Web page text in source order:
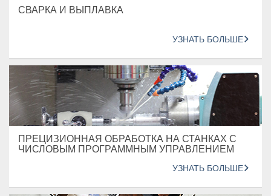
СВАРКА И ВЫПЛАВКА
УЗНАТЬ БОЛЬШЕ
ПРЕЦИЗИОННАЯ ОБРАБОТКА НА СТАНКАХ С
ЧИСЛОВЫМ ПРОГРАММНЫМ УПРАВЛЕНИЕМ
УЗНАТЬ БОЛЬШЕ